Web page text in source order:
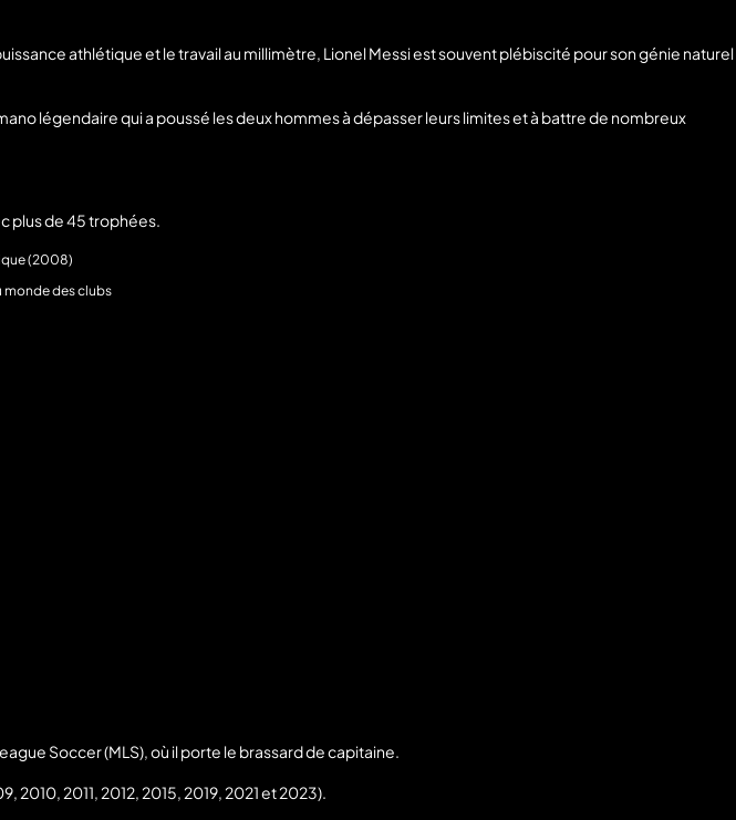
athlétique et le travail au millimètre, Lionel Messi est souvent plébiscité pour son génie naturel
légendaire qui a poussé les deux hommes à dépasser leurs limites et à battre de nombreux
plus de 45 trophées.
(2008)
monde des clubs
Soccer (MLS), où il porte le brassard de capitaine.
2011, 2012, 2015, 2019, 2021 et 2023).